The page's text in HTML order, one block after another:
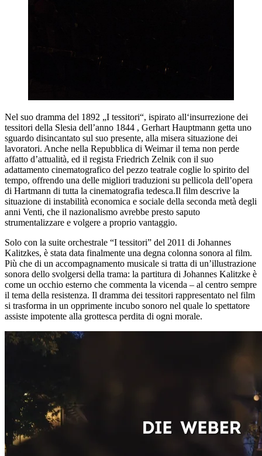
Nel suo dramma del 1892 „I tessitori“, ispirato all‘insurrezione dei
tessitori della Slesia dell’anno 1844 , Gerhart Hauptmann getta uno
sguardo disincantato sul suo presente, alla misera situazione dei
lavoratori. Anche nella Repubblica di Weimar il tema non perde
affatto d’attualità, ed il regista Friedrich Zelnik con il suo
adattamento cinematografico del pezzo teatrale coglie lo spirito del
tempo, offrendo una delle migliori traduzioni su pellicola dell’opera
di Hartmann di tutta la cinematografia tedesca.Il film descrive la
situazione di instabilità economica e sociale della seconda metà degli
anni Venti, che il nazionalismo avrebbe presto saputo
strumentalizzare e volgere a proprio vantaggio.
Solo con la suite orchestrale “I tessitori” del 2011 di Johannes
Kalitzkes, è stata data finalmente una degna colonna sonora al film.
Più che di un accompagnamento musicale si tratta di un’illustrazione
sonora dello svolgersi della trama: la partitura di Johannes Kalitzke è
come un occhio esterno che commenta la vicenda – al centro sempre
il tema della resistenza. Il dramma dei tessitori rappresentato nel film
si trasforma in un opprimente incubo sonoro nel quale lo spettatore
assiste impotente alla grottesca perdita di ogni morale.